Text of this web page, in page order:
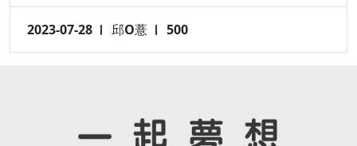
2023-07-28 邱O薏 500